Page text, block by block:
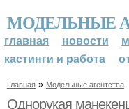
МОДЕЛЬНЫЕ
главная новости
кастинги и работа
Главная » Модельные агентства
Однорукая